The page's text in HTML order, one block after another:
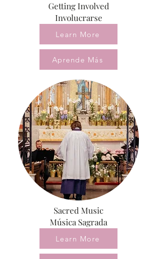
Getting Involved
Involucrarse
Learn More
Aprende Más
Sacred Music
Música Sagrada
Learn More